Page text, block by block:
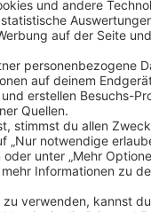
Voraus.
3 Jahren bei
von